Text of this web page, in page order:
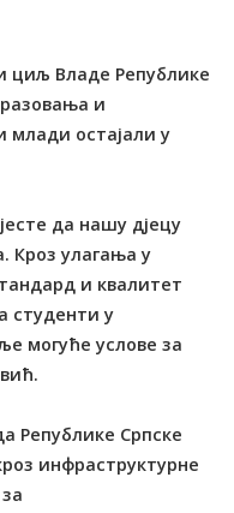
циљ Владе Републике
и
млади остајали у
да нашу дјецу
Кроз улагања у
и квалитет
студенти у
могуће услове за
Републике Српске
инфраструктурне